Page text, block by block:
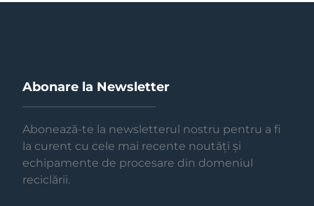
Abonare la Newsletter
Abonează-te la newsletterul nostru pentru a fi
la curent cu cele mai recente noutăți și
echipamente de procesare din domeniul
reciclării.